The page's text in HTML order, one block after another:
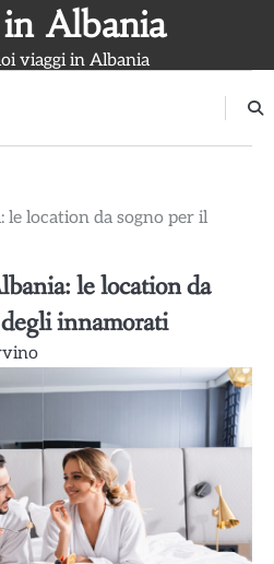
Albania
viaggi in Albania
le location da sogno per il
le location da
innamorati